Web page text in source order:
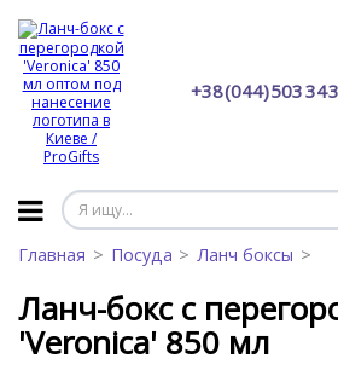
+38 (044) 503 34
Главная Посуда Ланч боксы
Ланч-бокс с
'Veronica' 850 мл